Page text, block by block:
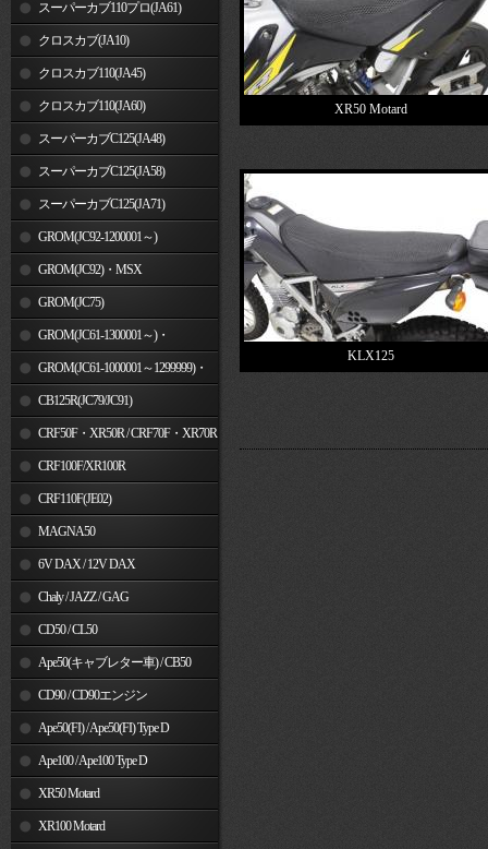
(MLHJA56)
スーパーカブ110プロ(JA61)
クロスカブ(JA10)
クロスカブ110(JA45)
クロスカブ110(JA60)
スーパーカブC125(JA48)
スーパーカブC125(JA58)
スーパーカブC125(JA71)
GROM(JC92-1200001～)
GROM(JC92)・MSX
GROM(MLHJC92)
GROM(JC75)
GROM(JC61-1300001～)・
MSX125SF
GROM(JC61-1000001～1299999)・
MSX125CB125R(JC79/JC91)
CRF50F・XR50R / CRF70F・XR70R
CRF100F/XR100R
CRF110F(JE02)
MAGNA50
6V DAX / 12V DAX
Chaly / JAZZ / GAG
CD50 / CL50
Ape50(キャブレター車) / CB50
CD90 / CD90エンジン
Ape50(FI) / Ape50(FI) Type D
Ape100 / Ape100 Type D
XR50 Motard
XR100 Motard
XR50 Motard
KLX125